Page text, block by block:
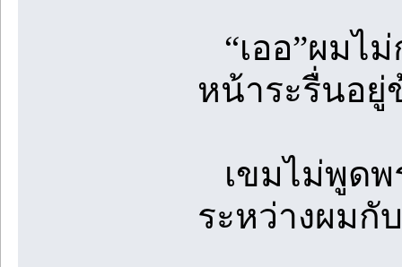
“เออ”ผมไ
หน้าระรื่นอยู่
เขมไม่พูดพ
ระหว่างผมกั